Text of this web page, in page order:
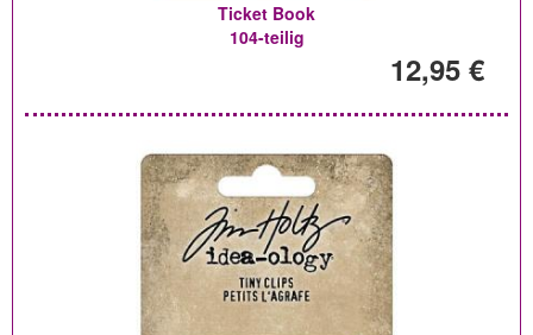
Ticket Book
104-teilig
12,95 €